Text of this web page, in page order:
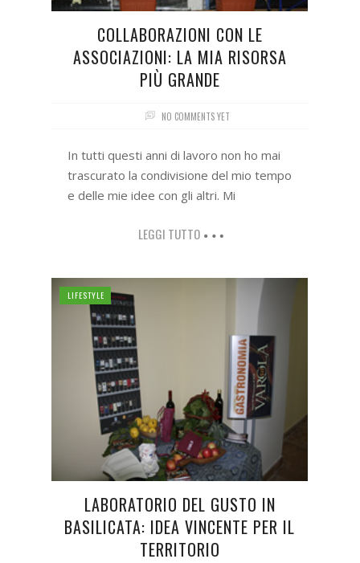
COLLABORAZIONI CON LE
ASSOCIAZIONI: LA MIA RISORSA
PIÙ GRANDE
NO COMMENTS YET
In tutti questi anni di lavoro non ho mai
trascurato la condivisione del mio tempo
e delle mie idee con gli altri. Mi
LEGGI TUTTO
LIFESTYLE
LABORATORIO DEL GUSTO IN
BASILICATA: IDEA VINCENTE PER IL
TERRITORIO